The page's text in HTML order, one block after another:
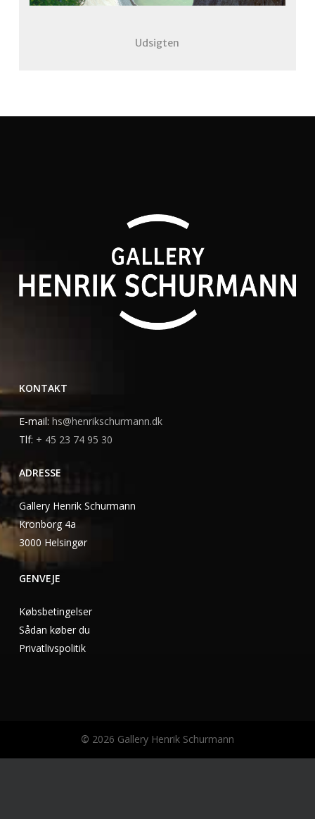
Udsigten
KONTAKT
E-mail: hs@henrikschurmann.dk
Tlf: + 45 23 74 95 30
ADRESSE
Gallery Henrik Schurmann
Kronborg 4a
3000 Helsingør
GENVEJE
Købsbetingelser
Sådan køber du
Privatlivspolitik
© 2026 Gallery Henrik Schurmann